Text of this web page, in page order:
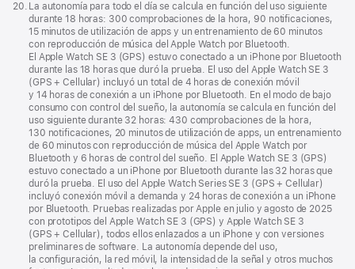
Nota
página
20. La autonomía para todo el día se calcula en función del uso siguiente
durante 18 horas: 300 comprobaciones de la hora, 90 notificaciones,
15 minutos de utilización de apps y un entrenamiento de 60 minutos
con reproducción de música del Apple Watch por Bluetooth.
El Apple Watch SE 3 (GPS) estuvo conectado a un iPhone por Bluetooth
durante las 18 horas que duró la prueba. El uso del Apple Watch SE 3
(GPS + Cellular) incluyó un total de 4 horas de conexión móvil
y 14 horas de conexión a un iPhone por Bluetooth. En el modo de bajo
consumo con control del sueño, la autonomía se calcula en función del
uso siguiente durante 32 horas: 430 comprobaciones de la hora,
130 notificaciones, 20 minutos de utilización de apps, un entrenamiento
de 60 minutos con reproducción de música del Apple Watch por
Bluetooth y 6 horas de control del sueño. El Apple Watch SE 3 (GPS)
estuvo conectado a un iPhone por Bluetooth durante las 32 horas que
duró la prueba. El uso del Apple Watch Series SE 3 (GPS + Cellular)
incluyó conexión móvil a demanda y 24 horas de conexión a un iPhone
por Bluetooth. Pruebas realizadas por Apple en julio y agosto de 2025
con prototipos del Apple Watch SE 3 (GPS) y Apple Watch SE 3
(GPS + Cellular), todos ellos enlazados a un iPhone y con versiones
preliminares de software. La autonomía depende del uso,
la configuración, la red móvil, la intensidad de la señal y otros muchos